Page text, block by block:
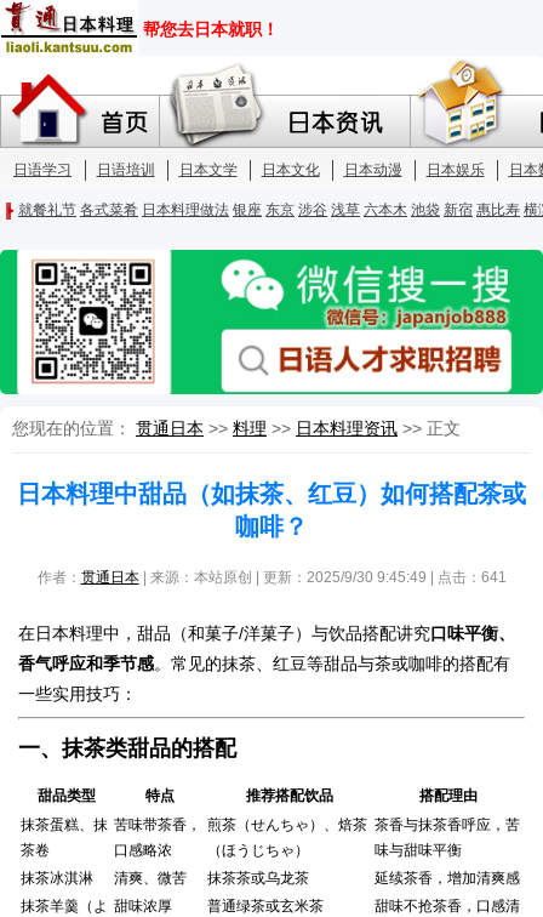
您现在的位置： 贯通日本 >> 料理 >> 日本料理资讯 >> 正文
日本料理中甜品（如抹茶、红豆）如何搭配茶或
咖啡？
作者： 贯通日本| 来源：本站原创 | 更新：2025/9/30 9:45:49 | 点击： 641
在日本料理中，甜品（和菓子/洋菓子）与饮品搭配讲究口味平衡、
香气呼应和季节感。常见的抹茶、红豆等甜品与茶或咖啡的搭配有
一些实用技巧：
一、抹茶类甜品的搭配
甜品类型 特点 推荐搭配饮品
搭配理由
抹茶蛋糕、抹
茶卷
苦味带茶香，
口感略浓
煎茶（せんちゃ）、焙茶
（ほうじちゃ）
茶香与抹茶香呼应，苦
味与甜味平衡
抹茶冰淇淋
清爽、微苦 抹茶茶或乌龙茶
延续茶香，增加清爽感
抹茶羊羹（よ 甜味浓厚 普通绿茶或玄米茶
甜味不抢茶香，口感清